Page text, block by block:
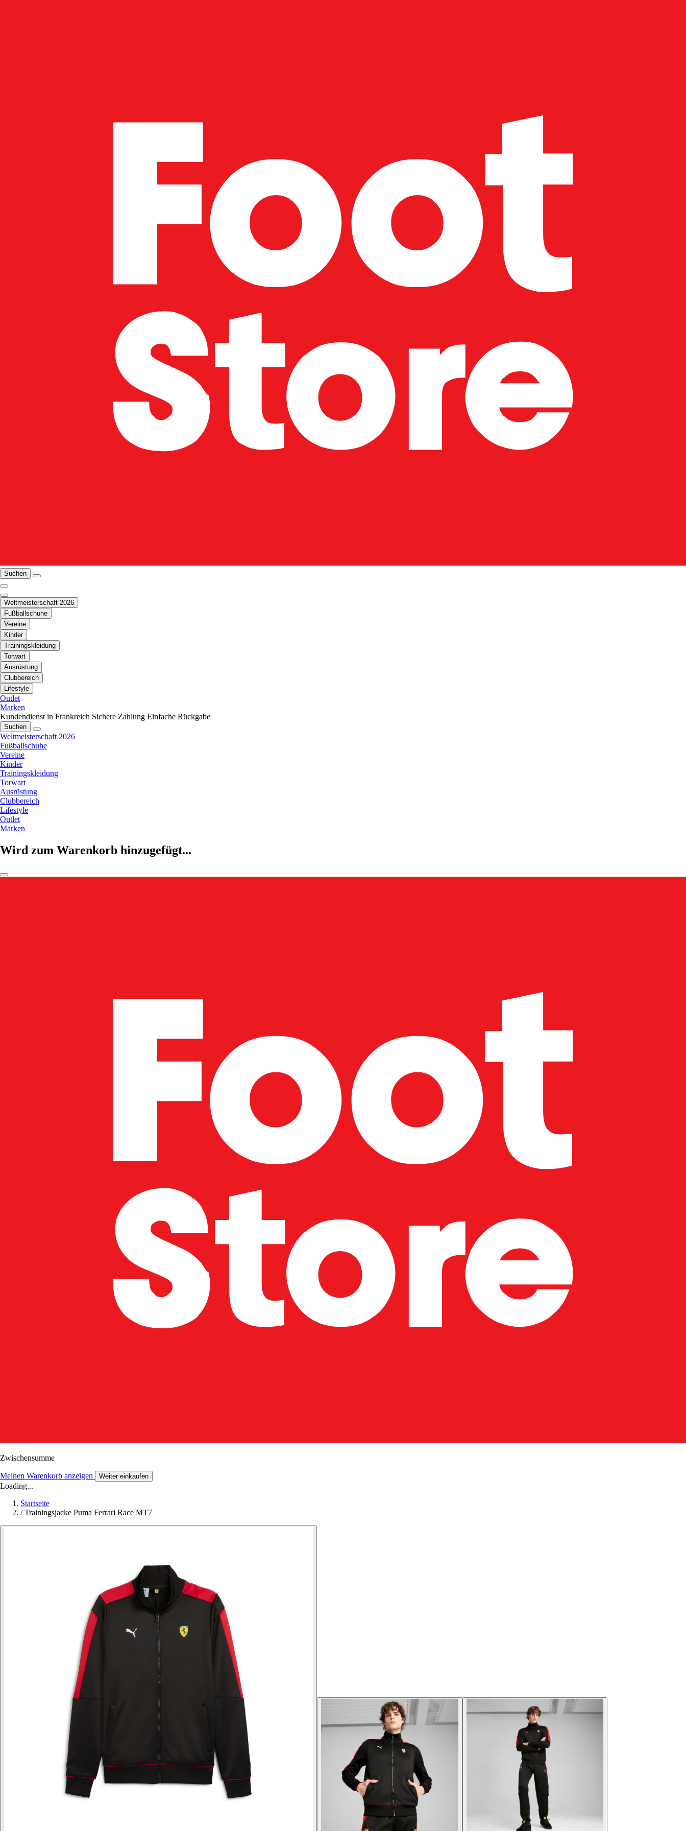
Suchen
Weltmeisterschaft 2026
Fußballschuhe
Vereine
Kinder
Trainingskleidung
Torwart
Ausrüstung
Clubbereich
Lifestyle
Outlet
Marken
Kundendienst in Frankreich Sichere Zahlung Einfache Rückgabe
Suchen
Weltmeisterschaft 2026
Fußballschuhe
Vereine
Kinder
Trainingskleidung
Torwart
Ausrüstung
Clubbereich
Lifestyle
Outlet
Marken
Wird zum Warenkorb hinzugefügt...
Zwischensumme
Meinen Warenkorb anzeigen Weiter einkaufen
Loading...
Startseite
/ Trainingsjacke Puma Ferrari Race MT7